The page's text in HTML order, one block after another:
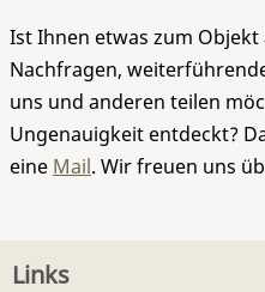
Ist Ihnen etwas zum Objekt
Nachfragen,
uns und anderen teilen
Ungenauigkeit entdeckt?
eine Mail. Wir freuen uns
Links